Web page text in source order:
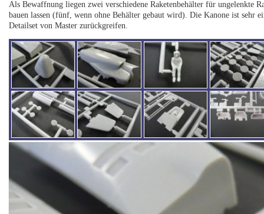
Als Bewaffnung liegen zwei verschiedene Raketenbehälter für ungelenkte
bauen lassen (fünf, wenn ohne Behälter gebaut wird). Die Kanone ist sehr
Detailset von Master zurückgreifen.